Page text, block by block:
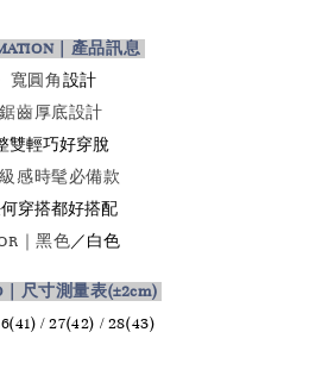
｜產品訊息
寬圓角設計
鋸齒厚底設計
雙輕巧好穿脫
級感時髦必備款
何穿搭都好搭配
｜黑色／白色
｜尺寸測量表(±2cm)
/ 27(42) / 28(43)